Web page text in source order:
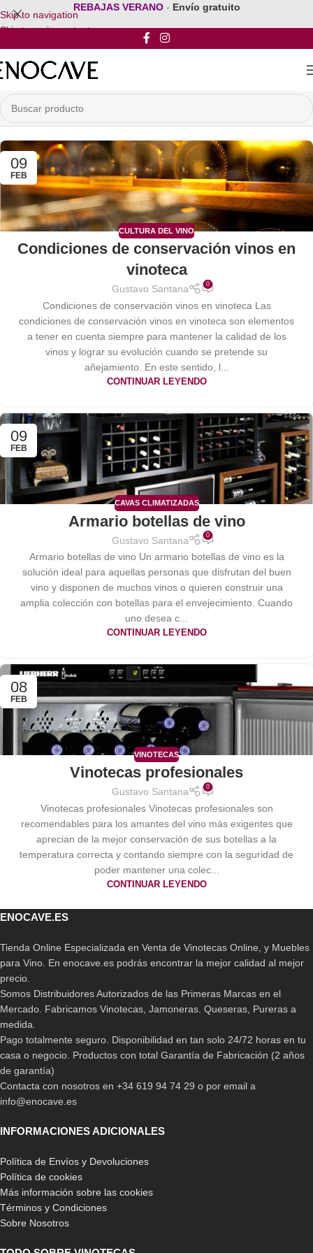
Skip to navigation
Skip to main content
REBAJAS VERANO - Envío gratuito
09
FEB
CULTURA DEL VINO
Condiciones de conservación vinos en
vinoteca
Gustavo Santana 0
Condiciones de conservación vinos en vinoteca Las
condiciones de conservación vinos en vinoteca son elementos
a tener en cuenta siempre para mantener la calidad de los
vinos y lograr su evolución cuando se pretende su
añejamiento. En este sentido, l...
CONTINUAR LEYENDO
09
FEB
CAVAS CLIMATIZADAS
Armario botellas de vino
Gustavo Santana 0
Armario botellas de vino Un armario botellas de vino es la
solución ideal para aquellas personas que disfrutan del buen
vino y disponen de muchos vinos o quieren construir una
amplia colección con botellas para el envejecimiento. Cuando
uno desea c...
CONTINUAR LEYENDO
08
FEB
VINOTECAS
Vinotecas profesionales
Gustavo Santana 0
Vinotecas profesionales Vinotecas profesionales son
recomendables para los amantes del vino más exigentes que
aprecian de la mejor conservación de sus botellas a la
temperatura correcta y contando siempre con la seguridad de
poder mantener una colec...
CONTINUAR LEYENDO
ENOCAVE.ES
Tienda Online Especializada en Venta de Vinotecas Online, y Muebles
para Vino. En enocave.es podrás encontrar la mejor calidad al mejor
precio.
Somos Distribuidores Autorizados de las Primeras Marcas en el
Mercado. Fabricamos Vinotecas, Jamoneras. Queseras, Pureras a
medida.
Pago totalmente seguro. Disponibilidad en tan solo 24/72 horas en tu
casa o negocio. Productos con total Garantía de Fabricación (2 años
de garantía)
Contacta con nosotros en +34 619 94 74 29 o por email a
info@enocave.es
INFORMACIONES ADICIONALES
Política de Envíos y Devoluciones
Política de cookies
Más información sobre las cookies
Términos y Condiciones
Sobre Nosotros